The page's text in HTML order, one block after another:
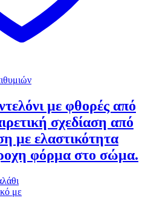
με φθορές από
σχεδίαση από
με ελαστικότητα
φόρμα στο σώμα.